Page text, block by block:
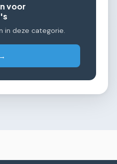
voor
in deze categorie.